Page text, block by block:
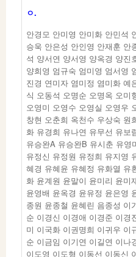
ㅇ.
안경모 안미영 안미화 안민석
승욱 안은성 안인영 안재훈 안
석 양서연 양서영 양옥경 양진
양희영 엄규숙 엄미영 엄서영
진경 연미자 염미정 염미화 예
식 오동석 오명순 오명옥 오미
오영미 오영수 오영실 오영우
창현 오춘희 옥천수 우상숙 원
화 유경희 유나연 유무선 유보
유승완A 유승완B 유시춘 유영
유정신 유정원 유정희 유지영
혜경 유혜윤 유혜정 유화열 유
화 윤계원 윤말이 윤미리 윤미
윤영배 윤옥경 윤유정 윤은영
종원 윤종철 윤혜린 음종성 이
순 이경신 이경애 이경준 이경
미 이국화 이권명희 이귀우 이
순 이금임 이기연 이길연 이나
이도영 이도형 이동선 이동신